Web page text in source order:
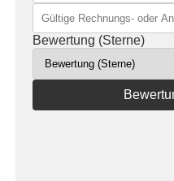
Bewertung (Sterne)